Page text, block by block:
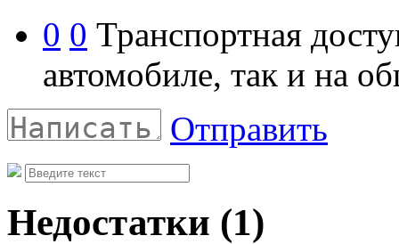
0 0 Транспортная
автомобиле, так и на
Отправить
Недостатки (1)